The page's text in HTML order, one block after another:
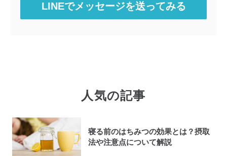
LINEでメッセージを送ってみる
人気の記事
寝る前のはちみつの効果とは？摂取
法や注意点について解説